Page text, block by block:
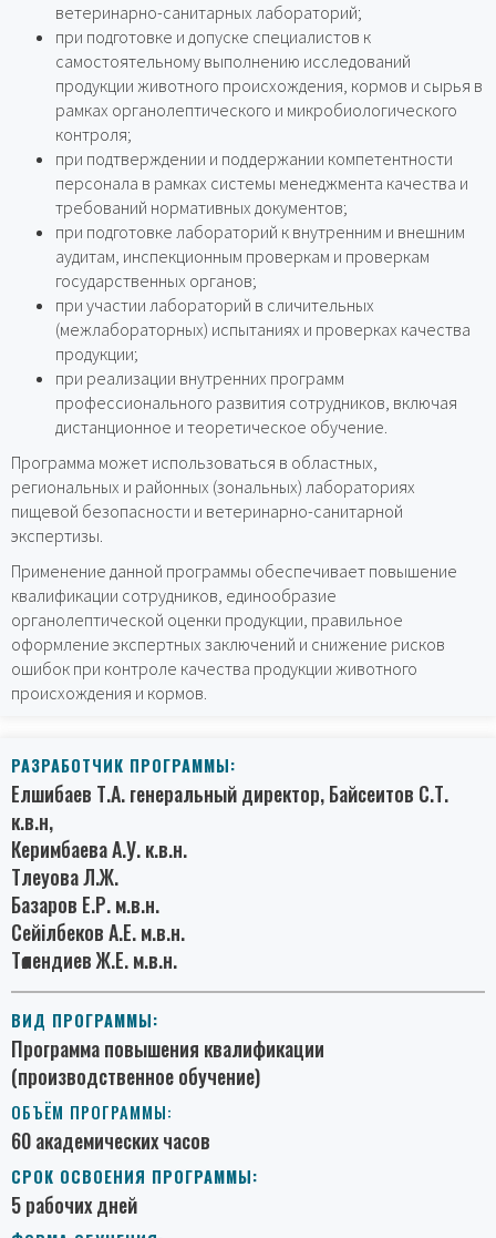
ветеринарно-санитарных лабораторий;
при подготовке и допуске специалистов к
самостоятельному выполнению исследований
продукции животного происхождения, кормов и сырья в
рамках органолептического и микробиологического
контроля;
при подтверждении и поддержании компетентности
персонала в рамках системы менеджмента качества и
требований нормативных документов;
при подготовке лабораторий к внутренним и внешним
аудитам, инспекционным проверкам и проверкам
государственных органов;
при участии лабораторий в сличительных
(межлабораторных) испытаниях и проверках качества
продукции;
при реализации внутренних программ
профессионального развития сотрудников, включая
дистанционное и теоретическое обучение.
Программа может использоваться в областных,
региональных и районных (зональных) лабораториях
пищевой безопасности и ветеринарно-санитарной
экспертизы.
Применение данной программы обеспечивает повышение
квалификации сотрудников, единообразие
органолептической оценки продукции, правильное
оформление экспертных заключений и снижение рисков
ошибок при контроле качества продукции животного
происхождения и кормов.
РАЗРАБОТЧИК ПРОГРАММЫ:
Елшибаев Т.А. генеральный директор, Байсеитов С.Т.
к.в.н,
Керимбаева А.У. к.в.н.
Тлеуова Л.Ж.
Базаров Е.Р. м.в.н.
Сейілбеков А.Е. м.в.н.
Төлендиев Ж.Е. м.в.н.
ВИД ПРОГРАММЫ:
Программа повышения квалификации
(производственное обучение)
ОБЪЁМ ПРОГРАММЫ:
60 академических часов
СРОК ОСВОЕНИЯ ПРОГРАММЫ:
5 рабочих дней